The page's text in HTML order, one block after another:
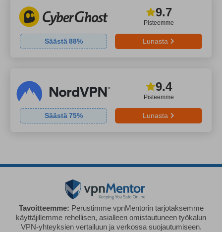
Pisteemme
9.7
Säästä 88% Lunasta
Pisteemme
9.4
Säästä 75% Lunasta
Tavoitteemme: Perustimme vpnMentorin tarjotaksemme
käyttäjillemme rehellisen, asialleen omistautuneen työkalun
VPN-yhteyksien vertailuun ja verkossa suojautumiseen.